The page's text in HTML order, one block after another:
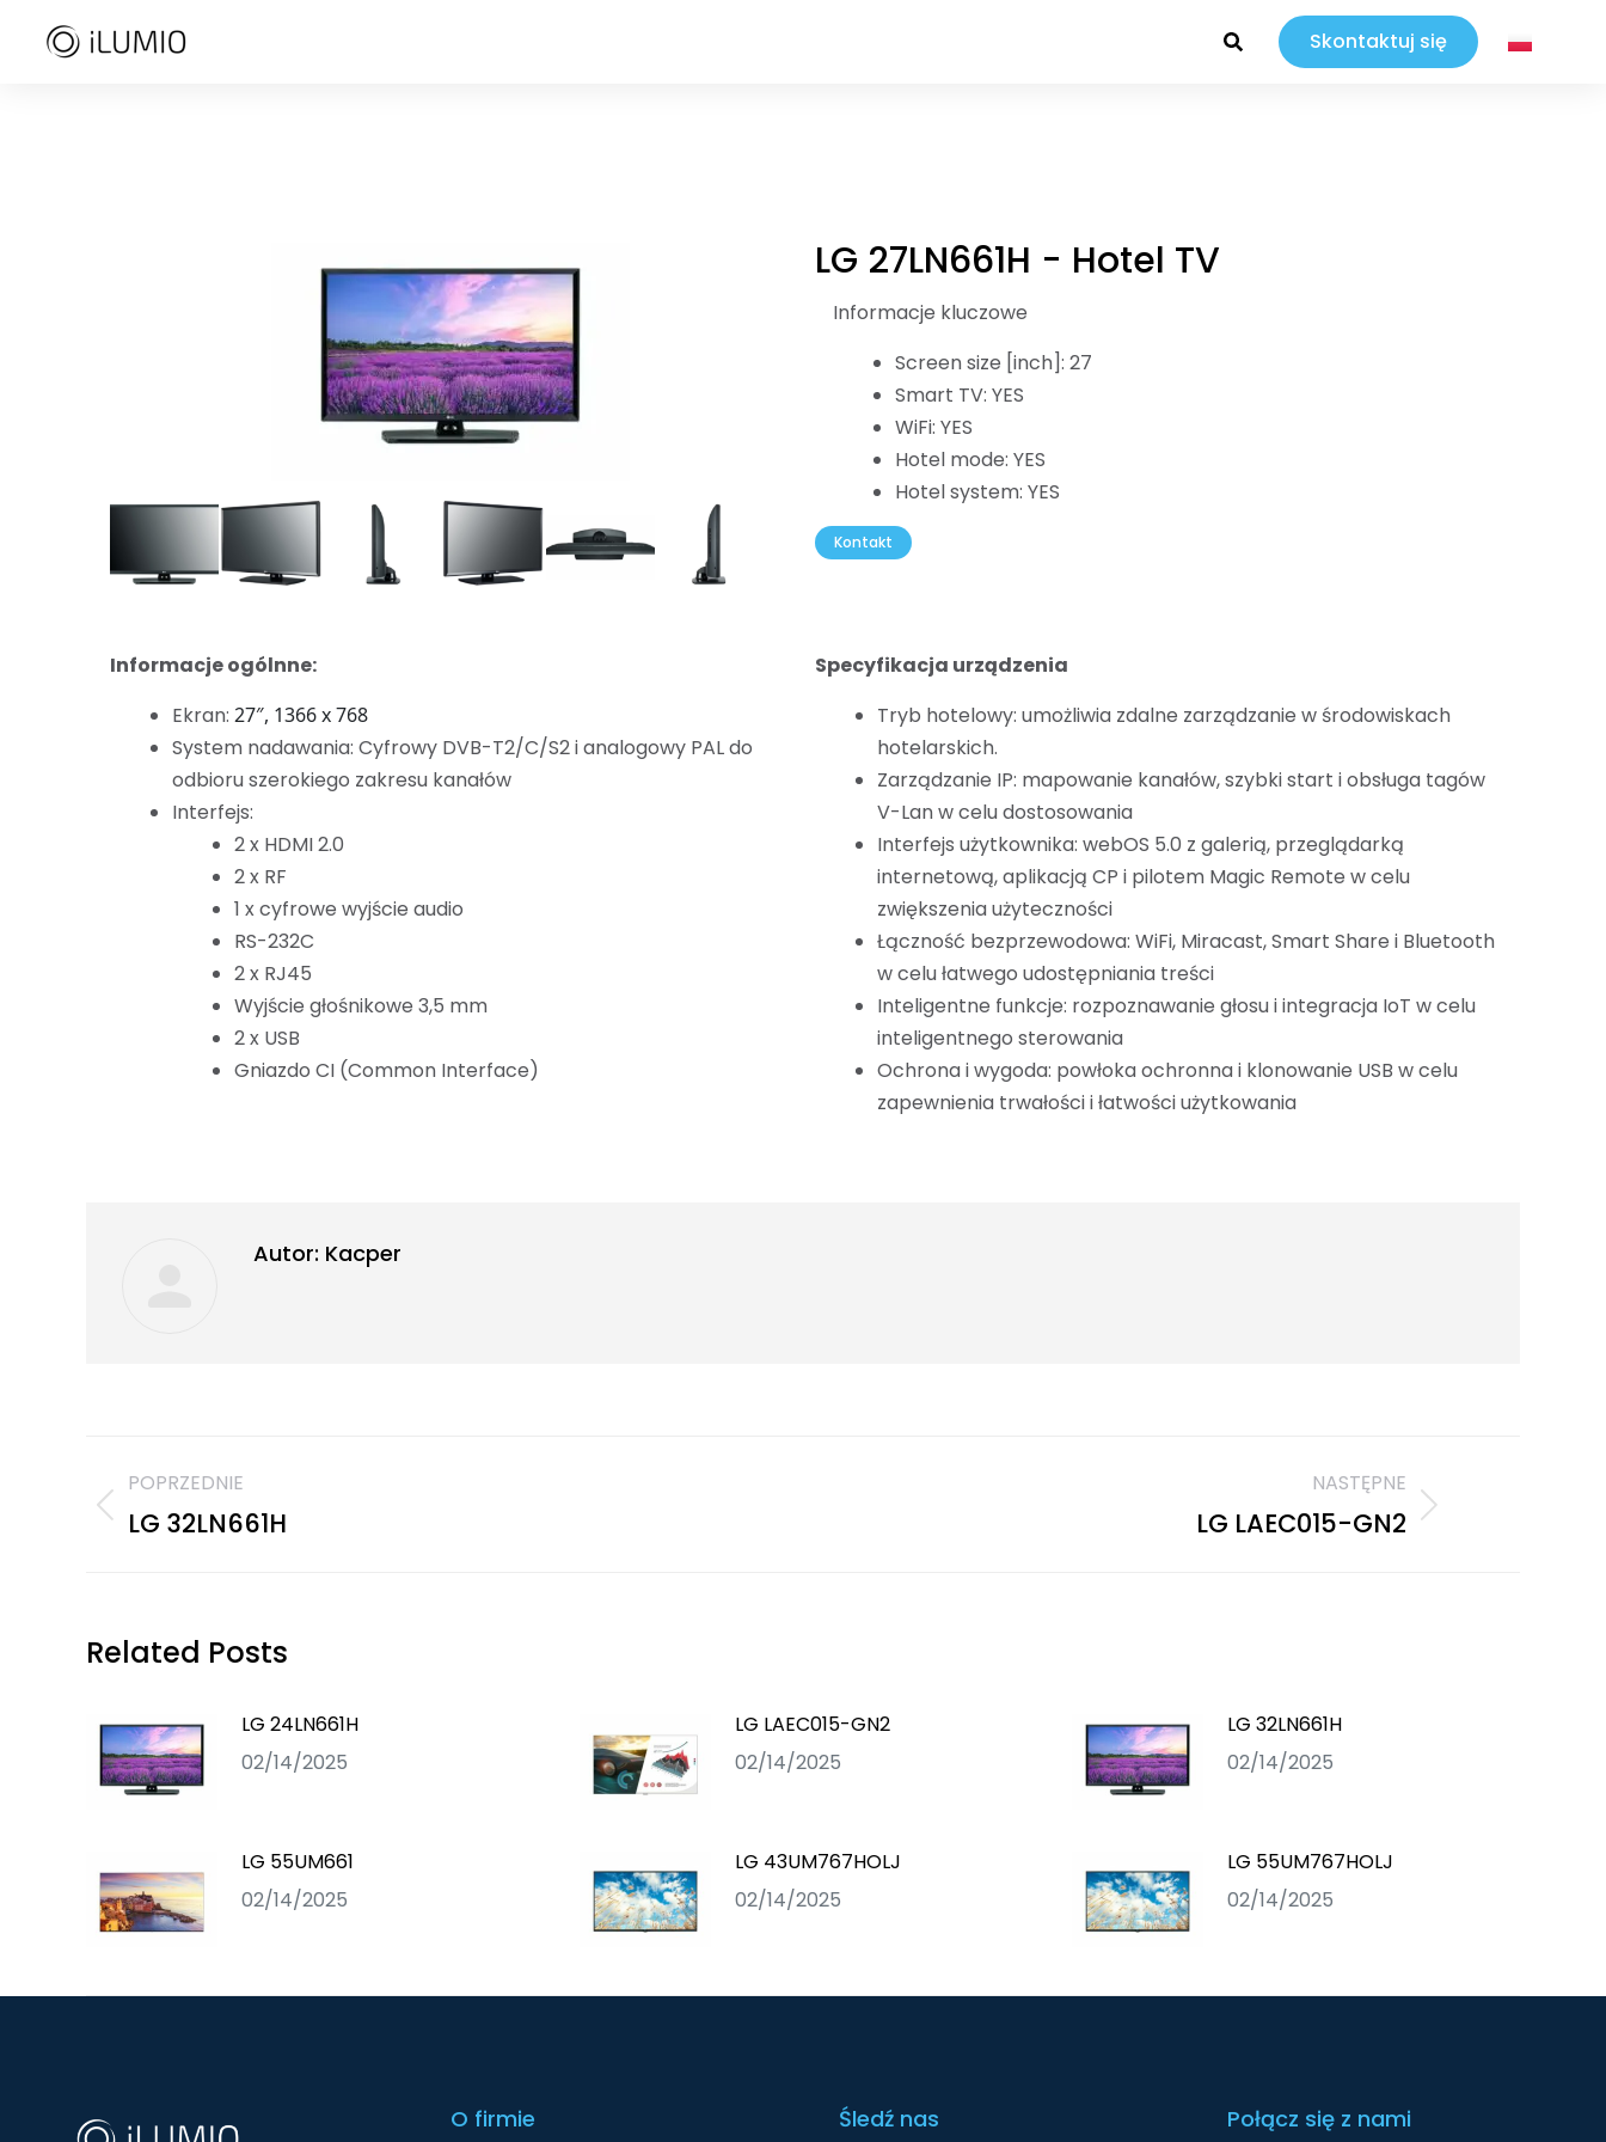
Skontaktuj się
LG 27LN661H - Hotel TV
Informacje kluczowe
Screen size [inch]: 27
Smart TV: YES
WiFi: YES
Hotel mode: YES
Hotel system: YES
Kontakt
Informacje ogólnne:
Ekran: 27″, 1366 x 768
System nadawania: Cyfrowy DVB-T2/C/S2 i analogowy PAL do
odbioru szerokiego zakresu kanałów
Interfejs:
2 x HDMI 2.0
2 x RF
1 x cyfrowe wyjście audio
RS-232C
2 x RJ45
Wyjście głośnikowe 3,5 mm
2 x USB
Gniazdo CI (Common Interface)
Specyfikacja urządzenia
Tryb hotelowy: umożliwia zdalne zarządzanie w środowiskach
hotelarskich.
Zarządzanie IP: mapowanie kanałów, szybki start i obsługa tagów
V-Lan w celu dostosowania
Interfejs użytkownika: webOS 5.0 z galerią, przeglądarką
internetową, aplikacją CP i pilotem Magic Remote w celu
zwiększenia użyteczności
Łączność bezprzewodowa: WiFi, Miracast, Smart Share i Bluetooth
w celu łatwego udostępniania treści
Inteligentne funkcje: rozpoznawanie głosu i integracja IoT w celu
inteligentnego sterowania
Ochrona i wygoda: powłoka ochronna i klonowanie USB w celu
zapewnienia trwałości i łatwości użytkowania
Autor: Kacper
POPRZEDNIE
LG 32LN661H
NASTĘPNE
LG LAEC015-GN2
Related Posts
LG 24LN661H
02/14/2025
LG LAEC015-GN2
02/14/2025
LG 32LN661H
02/14/2025
LG 55UM661
02/14/2025
LG 43UM767HOLJ
02/14/2025
LG 55UM767HOLJ
02/14/2025
O firmie Śledź nas Połącz się z nami